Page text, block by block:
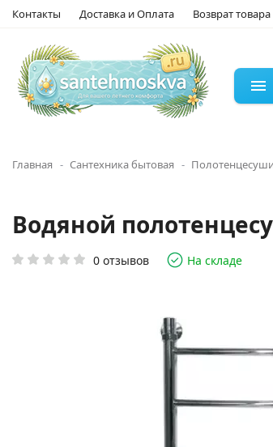
Контакты Доставка и Оплата Возврат товара
Главная Сантехника бытовая
Водяной
0 отзывов На складе